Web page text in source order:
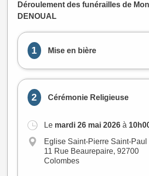
Déroulement des funérailles de
DENOUAL
1 Mise en bière
2 Cérémonie Religieuse
Le mardi 26 mai 2026 à
Eglise Saint-Pierre Saint-Paul
11 Rue Beaurepaire, 92700
Colombes